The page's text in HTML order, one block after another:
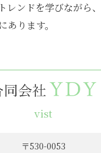
レンドを学びながら
あります。
vist
〒530-0053